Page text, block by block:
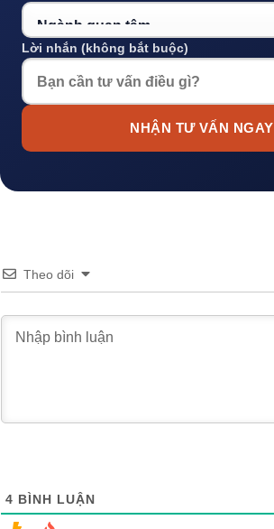
Lời nhắn (không bắt buộc)
NHẬN TƯ VẤN NGAY
Theo dõi
4 BÌNH LUẬN